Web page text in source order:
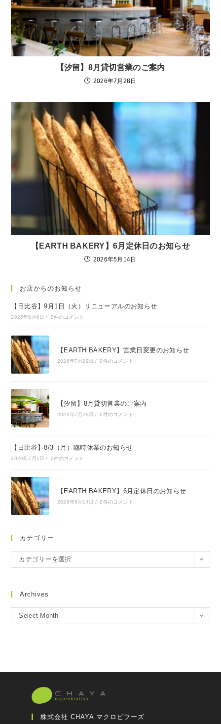
【汐留】8月貸切営業のご案内
2026年7月28日
【EARTH BAKERY】6月定休日のお知らせ
2026年5月14日
お店からのお知らせ
【日比谷】9月1日（火）リニューアルのお知らせ
2026年8月6日 / 0件のコメント
【EARTH BAKERY】営業日変更のお知らせ
2026年7月29日 / 0件のコメント
【汐留】8月貸切営業のご案内
2026年7月28日 / 0件のコメント
【日比谷】8/3（月）臨時休業のお知らせ
2026年7月1日 / 0件のコメント
【EARTH BAKERY】6月定休日のお知らせ
2026年5月14日 / 0件のコメント
カテゴリー
カテゴリーを選択
Archives
Select Month
株式会社 CHAYA マクロビフーズ